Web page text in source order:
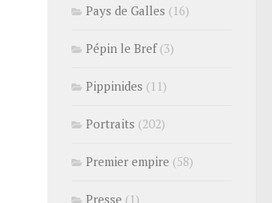
Pays de Galles (16)
Pépin le Bref(3)
Pippinides (11)
Portraits (202)
Premier empire (58)
Presse (1)